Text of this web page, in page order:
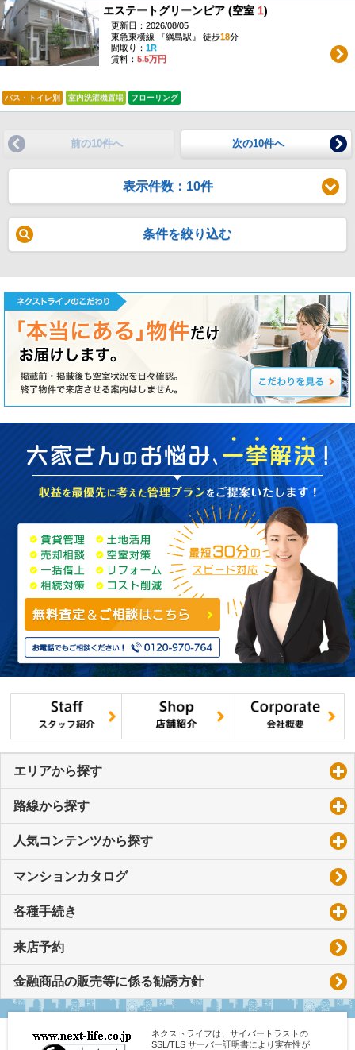
エステートグリーンピア (空室 1)
更新日：2026/08/05
東急東横線 『綱島駅』 徒歩18分
間取り： 1R
賃料： 5.5万円
バス・トイレ別 室内洗濯機置場 フローリング
前の10件へ 次の10件へ
表示件数：10件
条件を絞り込む
エリアから探す
路線から探す
人気コンテンツから探す
マンションカタログ
各種手続き
来店予約
金融商品の販売等に係る勧誘方針
ネクストライフは、サイバートラストの
SSL/TLS サーバー証明書により実在性が